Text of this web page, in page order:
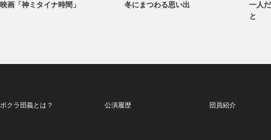
映画「神ミタイナ時間」 冬にまつわる思い出
一人
と
ボクラ団義とは？ 公演履歴 団員紹介